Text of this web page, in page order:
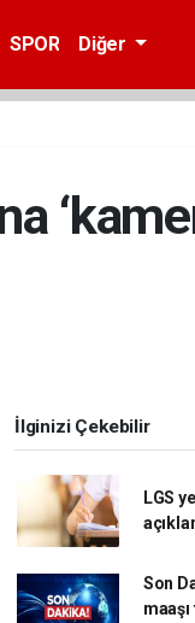
SPOR Diğer
İlginizi Çekebilir
LGS
Son